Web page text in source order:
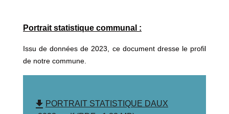
Portrait statistique communal :
Issu de données de 2023, ce document dresse le profil
de notre commune.
file_download PORTRAIT STATISTIQUE DAUX